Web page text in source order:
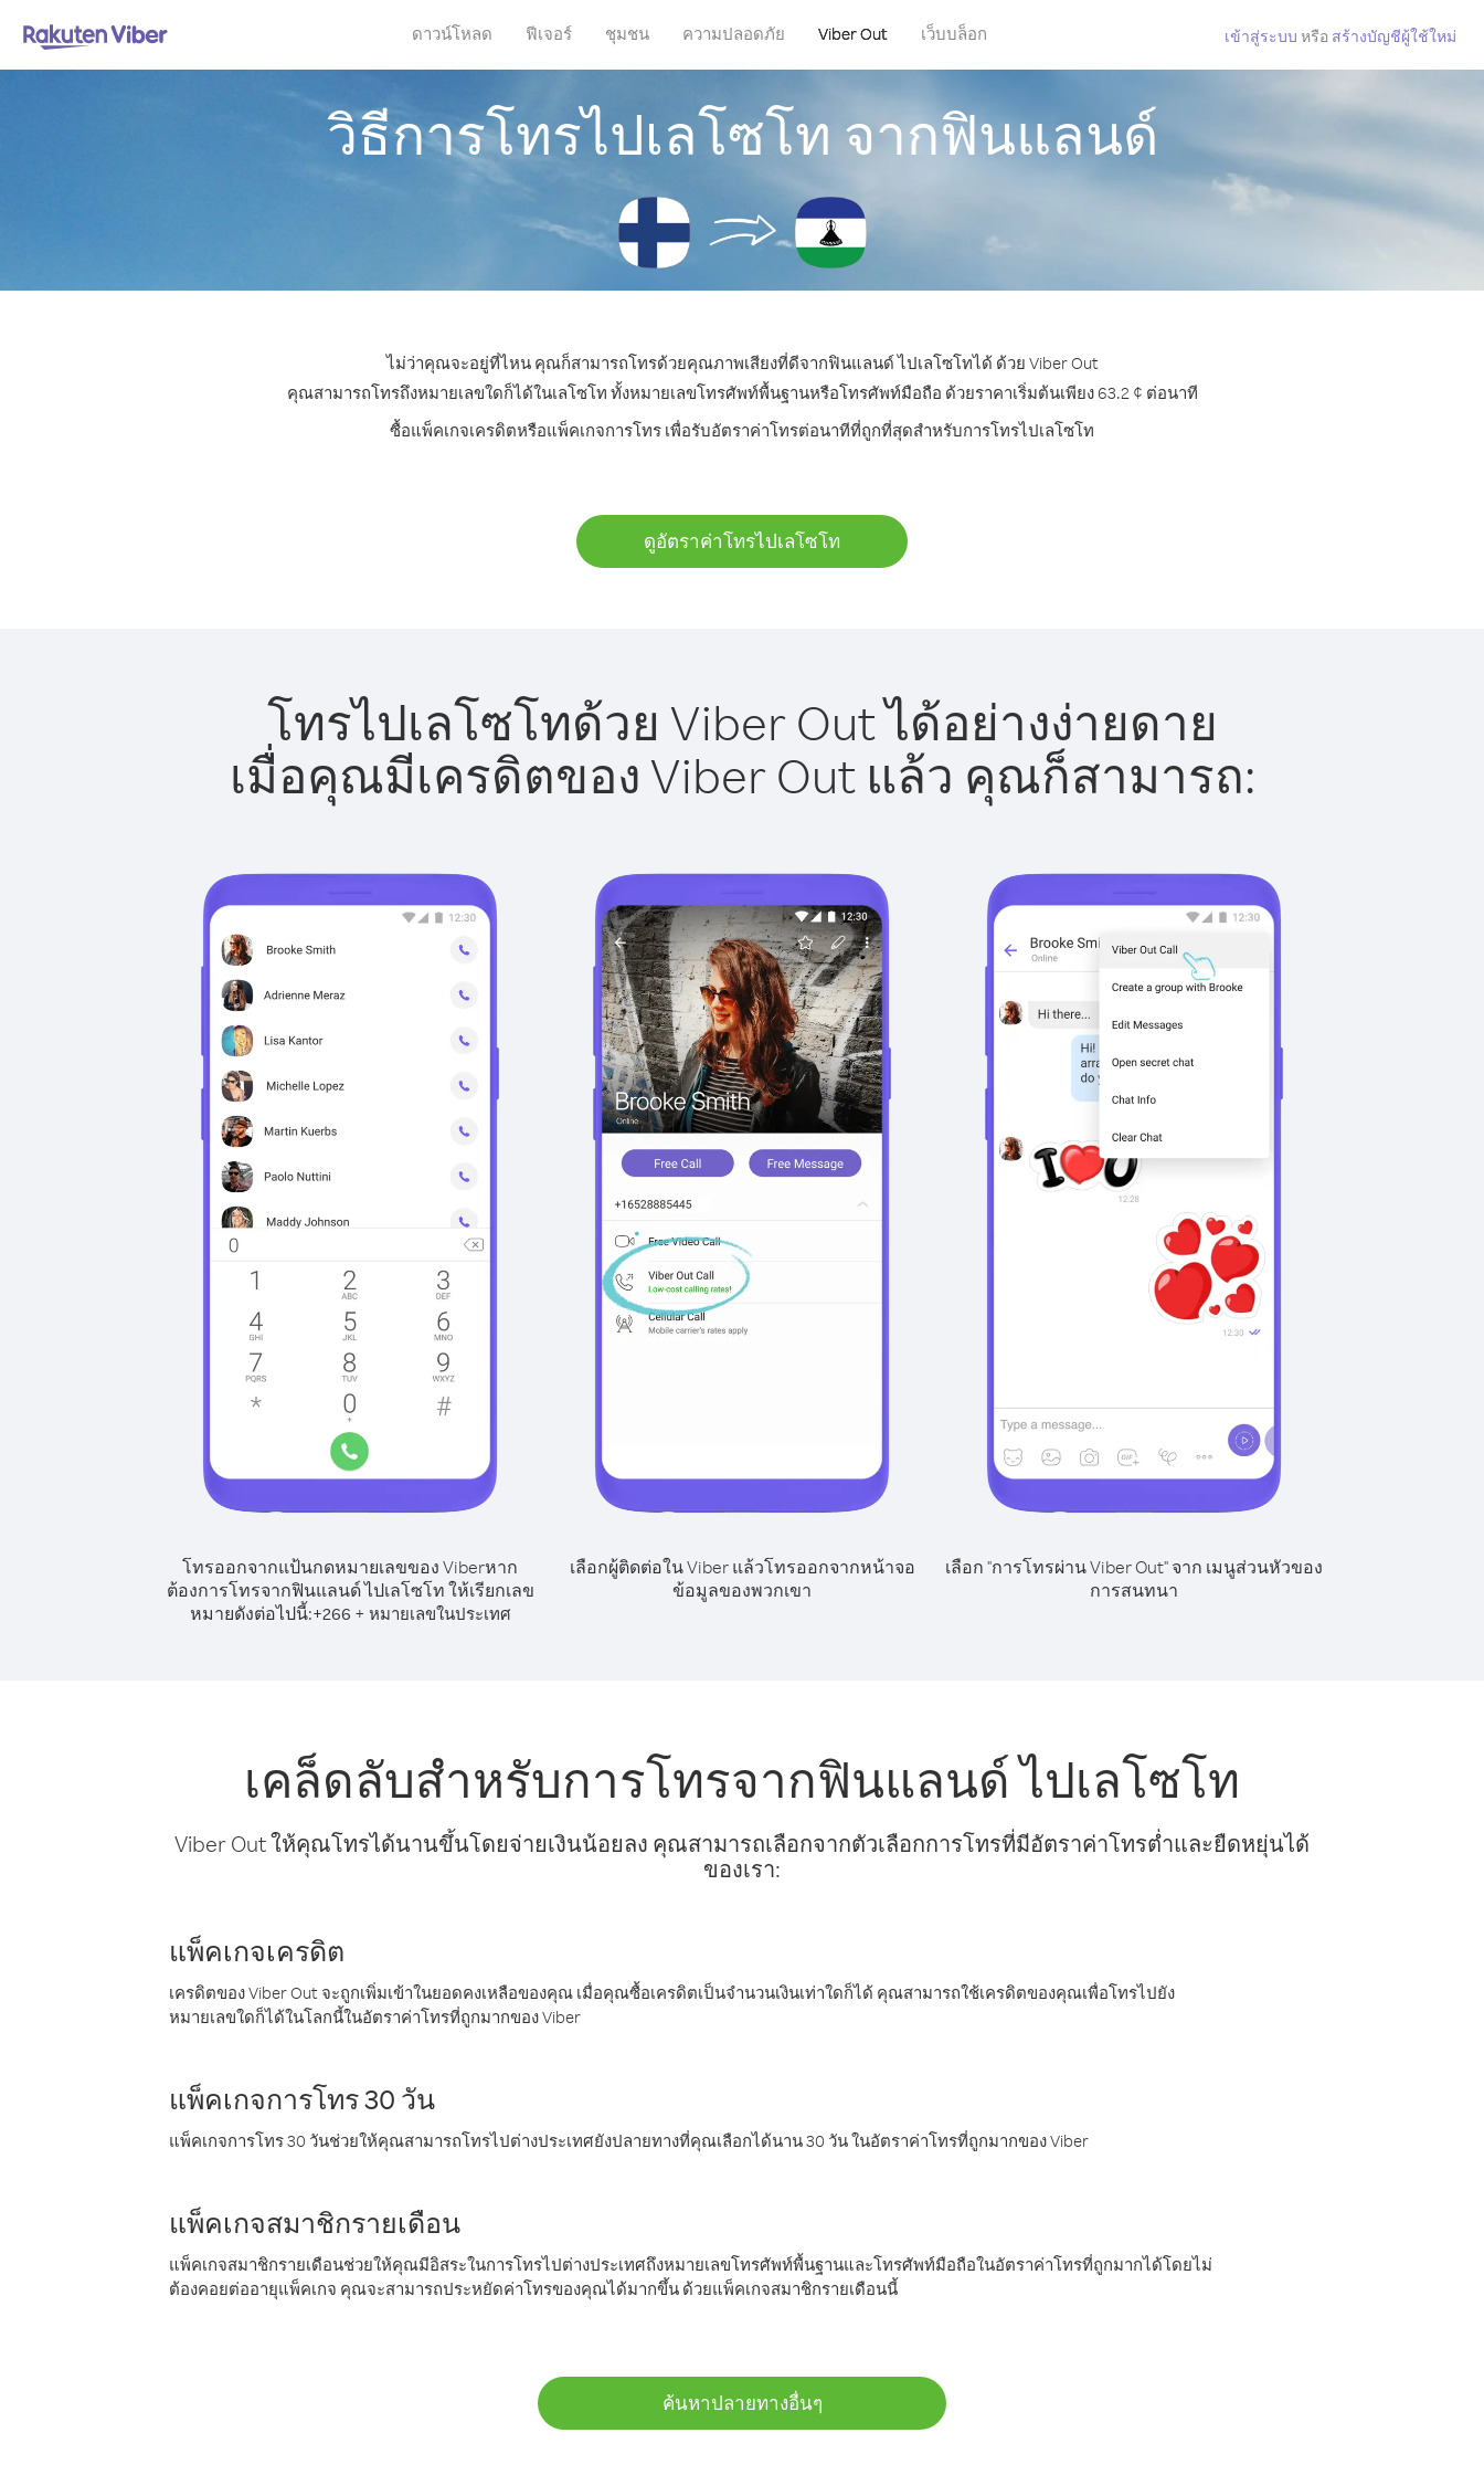
ดาวน์โหลด ฟีเจอร์ ชุมชน ความปลอดภัย Viber Out เว็บบล็อก เข้าสู่ระบบ หรือ สร้างบัญชีผู้ใช้ใหม่
วิธีการโทรไปเลโซโท จากฟินแลนด์
ไม่ว่าคุณจะอยู่ที่ไหน คุณก็สามารถโทรด้วยคุณภาพเสียงที่ดีจากฟินแลนด์ ไปเลโซโทได้ ด้วย Viber Out
คุณสามารถโทรถึงหมายเลขใดก็ได้ในเลโซโท ทั้งหมายเลขโทรศัพท์พื้นฐานหรือโทรศัพท์มือถือ ด้วยราคาเริ่มต้นเพียง 63.2 ¢ ต่อนาที
ซื้อแพ็คเกจเครดิตหรือแพ็คเกจการโทร เพื่อรับอัตราค่าโทรต่อนาทีที่ถูกที่สุดสำหรับการโทรไปเลโซโท
ดูอัตราค่าโทรไปเลโซโท
โทรไปเลโซโทด้วย Viber Out ได้อย่างง่ายดาย
เมื่อคุณมีเครดิตของ Viber Out แล้ว คุณก็สามารถ:
โทรออกจากแป้นกดหมายเลขของ Viberหาก
ต้องการโทรจากฟินแลนด์ ไปเลโซโท ให้เรียกเลข
หมายดังต่อไปนี้:+266 + หมายเลขในประเทศ
เลือกผู้ติดต่อใน Viber แล้วโทรออกจากหน้าจอ
ข้อมูลของพวกเขา
เลือก "การโทรผ่าน Viber Out" จาก เมนูส่วนหัวของ
การสนทนา
เคล็ดลับสำหรับการโทรจากฟินแลนด์ ไปเลโซโท
Viber Out ให้คุณโทรได้นานขึ้นโดยจ่ายเงินน้อยลง คุณสามารถเลือกจากตัวเลือกการโทรที่มีอัตราค่าโทรต่ำและยืดหยุ่นได้
ของเรา:
แพ็คเกจเครดิต
เครดิตของ Viber Out จะถูกเพิ่มเข้าในยอดคงเหลือของคุณ เมื่อคุณซื้อเครดิตเป็นจำนวนเงินเท่าใดก็ได้ คุณสามารถใช้เครดิตของคุณเพื่อโทรไปยัง
หมายเลขใดก็ได้ในโลกนี้ในอัตราค่าโทรที่ถูกมากของ Viber
แพ็คเกจการโทร 30 วัน
แพ็คเกจการโทร 30 วันช่วยให้คุณสามารถโทรไปต่างประเทศยังปลายทางที่คุณเลือกได้นาน 30 วัน ในอัตราค่าโทรที่ถูกมากของ Viber
แพ็คเกจสมาชิกรายเดือน
แพ็คเกจสมาชิกรายเดือนช่วยให้คุณมีอิสระในการโทรไปต่างประเทศถึงหมายเลขโทรศัพท์พื้นฐานและโทรศัพท์มือถือในอัตราค่าโทรที่ถูกมากได้โดยไม่
ต้องคอยต่ออายุแพ็คเกจ คุณจะสามารถประหยัดค่าโทรของคุณได้มากขึ้น ด้วยแพ็คเกจสมาชิกรายเดือนนี้
ค้นหาปลายทางอื่นๆ